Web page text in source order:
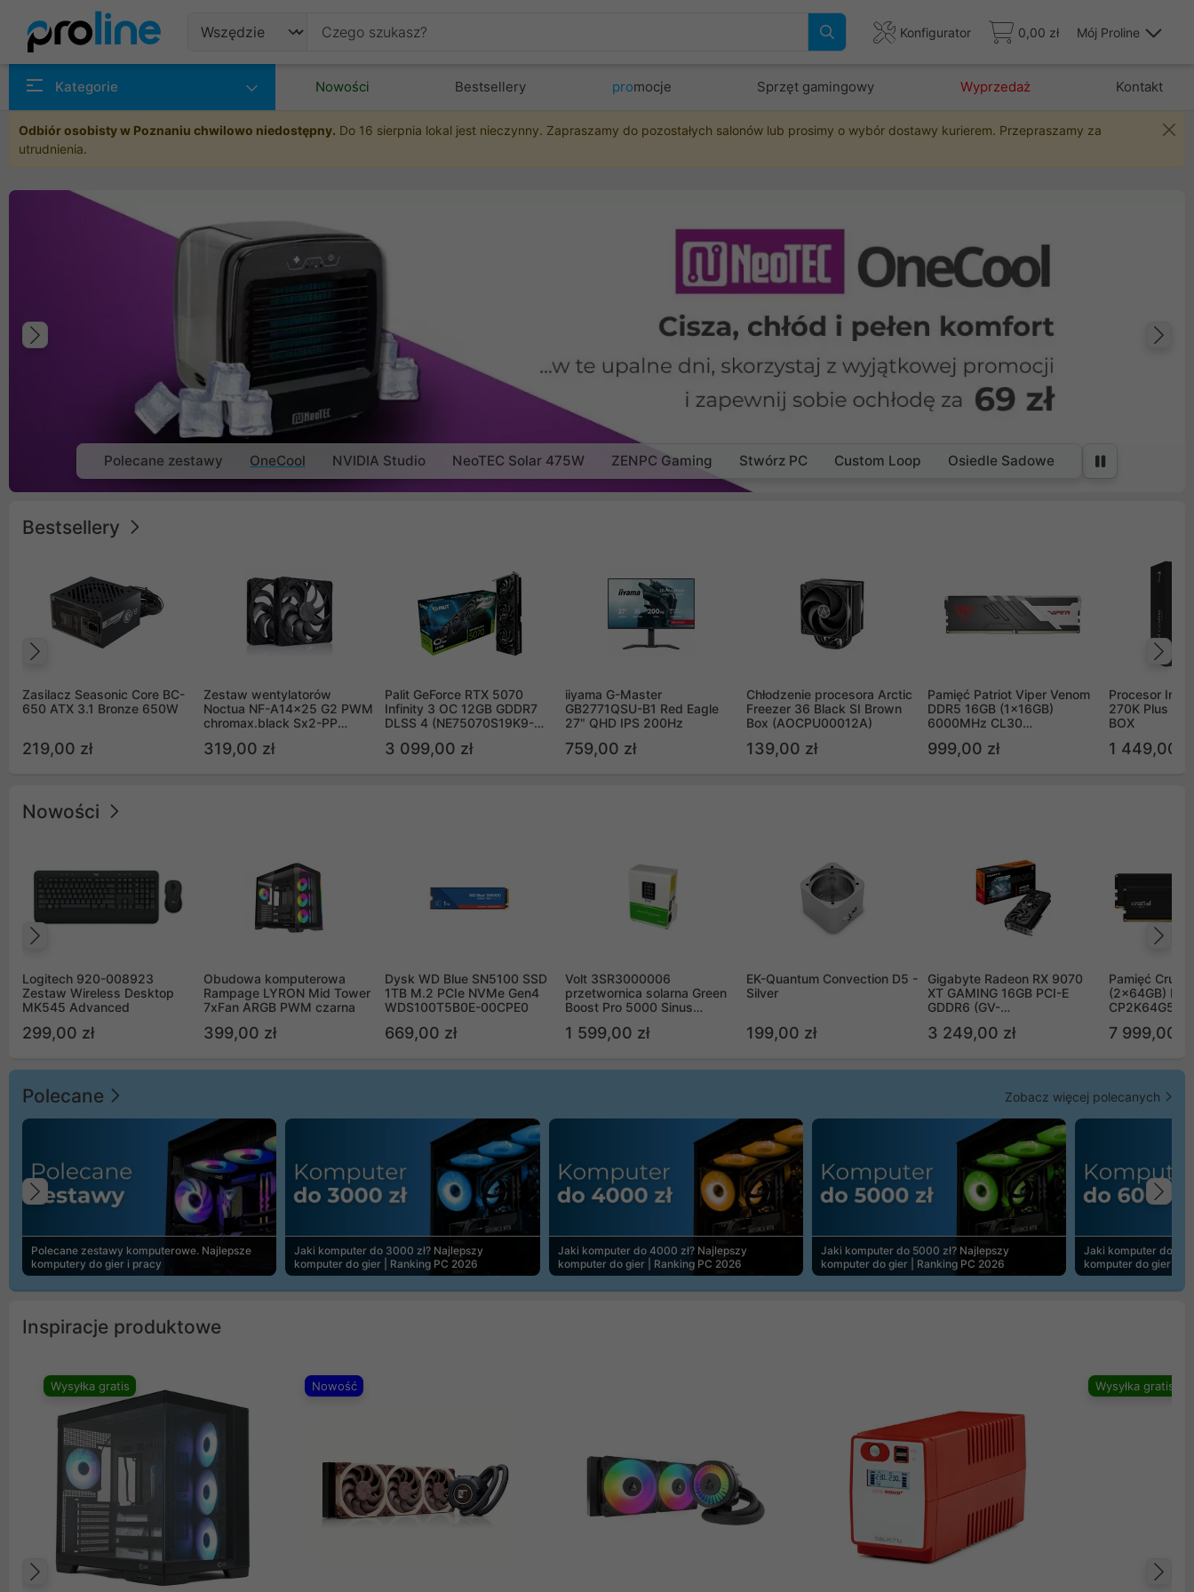
Konfigurator 0,00 zł Mój Proline
Kategorie Nowości Bestsellery promocje Sprzęt gamingowy Wyprzedaż Kontakt
Odbiór osobisty w Poznaniu chwilowo niedostępny. Do 16 sierpnia lokal jest nieczynny. Zapraszamy do pozostałych salonów lub prosimy o wybór dostawy kurierem. Przepraszamy za
utrudnienia.
Poprzedni
Polecane zestawy OneCool NVIDIA Studio NeoTEC Solar 475W ZENPC Gaming Stwórz PC Custom Loop Osiedle Sadowe
Bestsellery
Zasilacz Seasonic Core BC-
650 ATX 3.1 Bronze 650W
219,00 zł
Zestaw wentylatorów
Noctua NF-A14x25 G2 PWM
chromax.black Sx2-PP
(2szt)
319,00 zł
Palit GeForce RTX 5070
Infinity 3 OC 12GB GDDR7
DLSS 4 (NE75070S19K9-
3 099,00 zł
iiyama G-Master
GB2771QSU-B1 Red Eagle
27" QHD IPS 200Hz
759,00 zł
Chłodzenie procesora Arctic
Freezer 36 Black SI Brown
Box (AOCPU00012A)
139,00 zł
Pamięć Patriot Viper Venom
DDR5 16GB (1x16GB)
6000MHz CL30
999,00 zł
Procesor Intel
270K Plus
BOX
1 449,00 zł
Nowości
Logitech 920-008923
Zestaw Wireless Desktop
MK545 Advanced
299,00 zł
Obudowa komputerowa
Rampage LYRON Mid Tower
7xFan ARGB PWM czarna
399,00 zł
Dysk WD Blue SN5100 SSD
1TB M.2 PCIe NVMe Gen4
WDS100T5B0E-00CPE0
669,00 zł
Volt 3SR3000006
przetwornica solarna Green
Boost Pro 5000 Sinus
1 599,00 zł
EK-Quantum Convection D5 -
Silver
199,00 zł
Gigabyte Radeon RX 9070
XT GAMING 16GB PCI-E
GDDR6 (GV-
3 249,00 zł
Pamięć
(2x64GB)
7 999,00 zł
Polecane Zobacz więcej polecanych
Polecane zestawy komputerowe. Najlepsze
komputery do gier i pracy
Jaki komputer do 3000 zł? Najlepszy
komputer do gier | Ranking PC 2026
Jaki komputer do 4000 zł? Najlepszy
komputer do gier | Ranking PC 2026
Jaki komputer do 5000 zł? Najlepszy
komputer do gier | Ranking PC 2026
Jaki komputer do
komputer do gier |
Poprzedni
Inspiracje produktowe
Wysyłka gratis Nowość Wysyłka gratis